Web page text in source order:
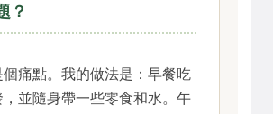
？
個痛點。我的做法是：早餐吃
，並隨身帶一些零食和水。午